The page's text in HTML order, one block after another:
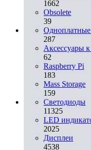
1662
Obsolete
39
287
Аксессуары
62
Raspberry Pi
183
Mass Storage
159
Светодиоды
11325
LED
2025
Дисплеи
4538